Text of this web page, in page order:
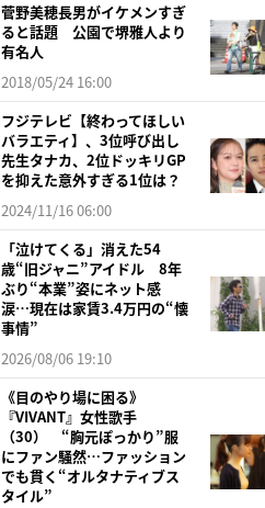
菅野美穂長男がイケメンすぎ
ると話題 公園で堺雅人より
有名人
2018/05/24 16:00
フジテレビ【終わってほしい
バラエティ】、3位呼び出し
先生タナカ、2位ドッキリGP
を抑えた意外すぎる1位は？
2024/11/16 06:00
「泣けてくる」消えた54
歳“旧ジャニ”アイドル 8年
ぶり“本業”姿にネット感
涙…現在は家賃3.4万円の“懐
事情”
2026/08/06 19:10
《目のやり場に困る》
『VIVANT』女性歌手
（30） “胸元ぽっかり”服
にファン騒然…ファッション
でも貫く“オルタナティブス
タイル”